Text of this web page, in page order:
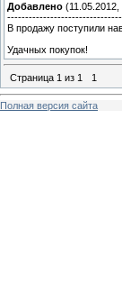
Добавлено (11.05.2012,
В продажу поступили
Удачных покупок!
Страница 1 из 1 1
Полная версия сайта